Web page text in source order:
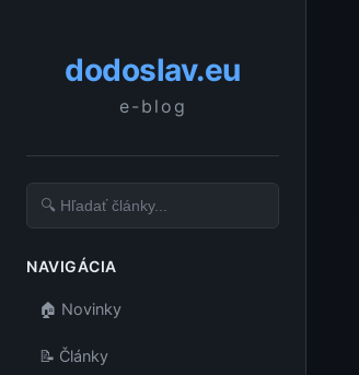
dodoslav.eu
e-blog
NAVIGÁCIA
🏠 Novinky
📝 Články